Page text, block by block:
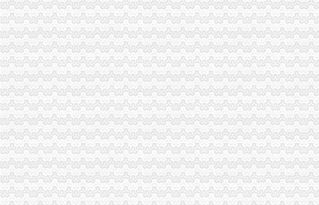
壹五六无纸化报关页,报关无纸化,在线报关,互联网+
无纸化报关签约流程-老报关员剖析无纸化报关与有纸报关的区别
无纸化报关_政务咨询_浙江电子口岸
无纸化报关要什么资料给报关行,报关行,诺金报关
无纸化报关到底是怎么回事_搜问问
无纸化报关资料的日记
无纸化报关只是海运才可以吗_百度知道
【无纸化报关资料无纸化报关资料】价格_厂家_图片-Hc360慧聪网
无纸化报关—在线播放—优酷网,高清在线观看
无纸化报关/电子报关/报关委托书-电子委托书电子报关委托书有限公司
无纸化报关排长龙善意新政遭企业吐槽_资讯频道_凤凰网
上海无纸化报关：提供整套报关资料
西自区进入“无纸化报关”时代_地方政务_中国网
木材进口无纸化报关操作流程